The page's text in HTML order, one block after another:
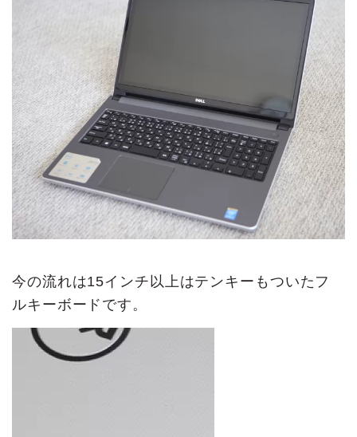
今の流れは15インチ以上はテンキーもついたフ
ルキーボードです。